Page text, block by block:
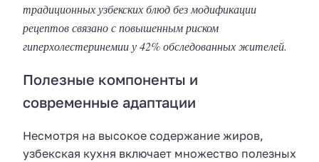
традиционных узбекских блюд без модификации
рецептов связано с повышенным риском
гиперхолестеринемии у 42% обследованных жителей.
Полезные компоненты и
современные адаптации
Несмотря на высокое содержание жиров,
узбекская кухня включает множество полезных